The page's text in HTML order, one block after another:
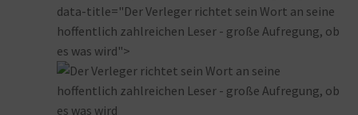
data-title="Der Verleger richtet sein Wort an seine
hoffentlich zahlreichen Leser - große Aufregung, ob
es was wird">